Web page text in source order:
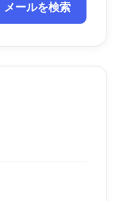
メールを検索